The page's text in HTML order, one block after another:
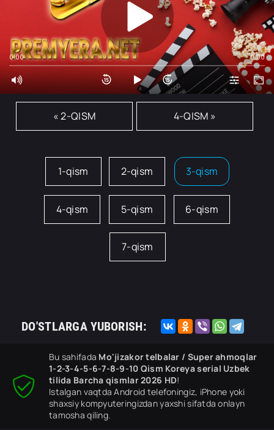
0:00 0:00
« 2-QISM 4-QISM »
1-qism 2-qism 3-qism
4-qism 5-qism 6-qism
7-qism
DO'STLARGA YUBORISH:
Bu sahifada Mo'jizakor telbalar / Super ahmoqlar
1-2-3-4-5-6-7-8-9-10 Qism Koreya serial Uzbek
tilida Barcha qismlar 2026 HD!
Istalgan vaqtda Android telefoningiz, iPhone yoki
shaxsiy kompyuteringizdan yaxshi sifatda onlayn
tamosha qiling.